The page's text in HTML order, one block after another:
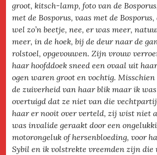
groot, kitsch-lamp, foto van de
met de Bosporus, vaas met de
wel zo’n beetje, nee, er was meer,
meer, in de hoek, bij de deur naar de
rolstoel, opgevouwen. Zijn vrouw
haar hoofddoek sneed een ovaal uit
ogen waren groot en vochtig.
de zuiverheid van haar blik maar ik
overtuigd dat ze niet van die
haar er nooit over verteld, zij wist niet
was invalide geraakt door een
motorongeluk of hersenbloeding, voor
Sybil en ik volstrekte vreemden zijn die